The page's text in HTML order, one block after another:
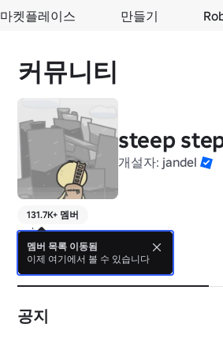
마켓플레이스 만들기
커뮤니티
steep
개설자: jandel
131.7K+ 멤버
welcome
소개
공지
멤버 목록 이동됨
이제 여기에서 볼 수 있습니다